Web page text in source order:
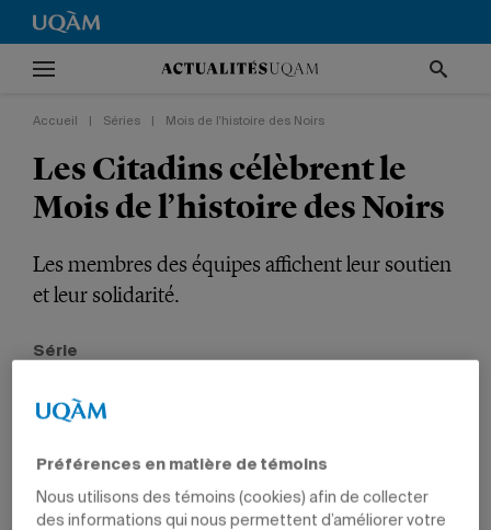
Accueil Séries Mois de l'histoire des Noirs
Les Citadins célèbrent le
Mois de l’histoire des Noirs
Les membres des équipes affichent leur soutien
et leur solidarité.
Série
SPORTS ÉTUDIANTS
Préférences en matière de témoins
Nous utilisons des témoins (cookies) afin de collecter
des informations qui nous permettent d’améliorer votre